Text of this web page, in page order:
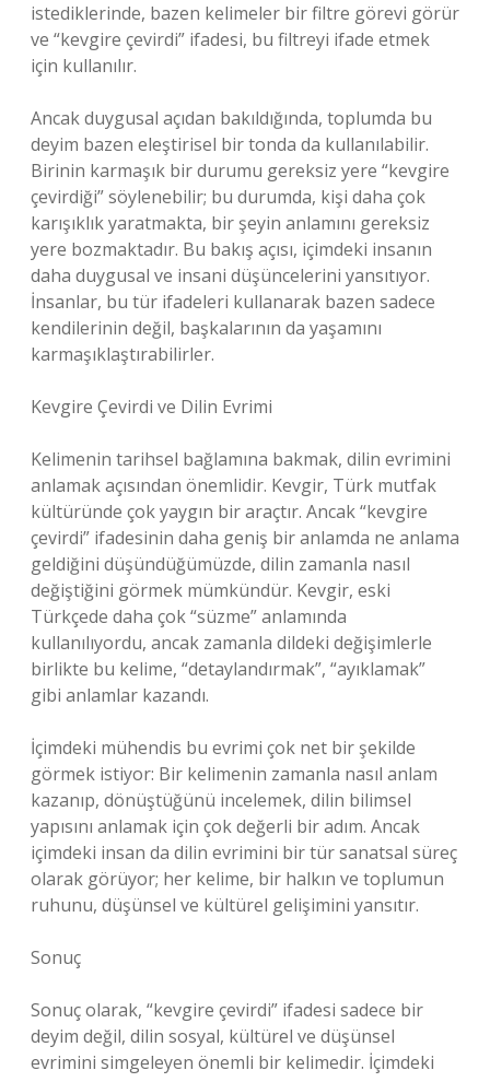
istediklerinde, bazen kelimeler bir filtre görevi görür
ve “kevgire çevirdi” ifadesi, bu filtreyi ifade etmek
için kullanılır.
Ancak duygusal açıdan bakıldığında, toplumda bu
deyim bazen eleştirisel bir tonda da kullanılabilir.
Birinin karmaşık bir durumu gereksiz yere “kevgire
çevirdiği” söylenebilir; bu durumda, kişi daha çok
karışıklık yaratmakta, bir şeyin anlamını gereksiz
yere bozmaktadır. Bu bakış açısı, içimdeki insanın
daha duygusal ve insani düşüncelerini yansıtıyor.
İnsanlar, bu tür ifadeleri kullanarak bazen sadece
kendilerinin değil, başkalarının da yaşamını
karmaşıklaştırabilirler.
Kevgire Çevirdi ve Dilin Evrimi
Kelimenin tarihsel bağlamına bakmak, dilin evrimini
anlamak açısından önemlidir. Kevgir, Türk mutfak
kültüründe çok yaygın bir araçtır. Ancak “kevgire
çevirdi” ifadesinin daha geniş bir anlamda ne anlama
geldiğini düşündüğümüzde, dilin zamanla nasıl
değiştiğini görmek mümkündür. Kevgir, eski
Türkçede daha çok “süzme” anlamında
kullanılıyordu, ancak zamanla dildeki değişimlerle
birlikte bu kelime, “detaylandırmak”, “ayıklamak”
gibi anlamlar kazandı.
İçimdeki mühendis bu evrimi çok net bir şekilde
görmek istiyor: Bir kelimenin zamanla nasıl anlam
kazanıp, dönüştüğünü incelemek, dilin bilimsel
yapısını anlamak için çok değerli bir adım. Ancak
içimdeki insan da dilin evrimini bir tür sanatsal süreç
olarak görüyor; her kelime, bir halkın ve toplumun
ruhunu, düşünsel ve kültürel gelişimini yansıtır.
Sonuç
Sonuç olarak, “kevgire çevirdi” ifadesi sadece bir
deyim değil, dilin sosyal, kültürel ve düşünsel
evrimini simgeleyen önemli bir kelimedir. İçimdeki